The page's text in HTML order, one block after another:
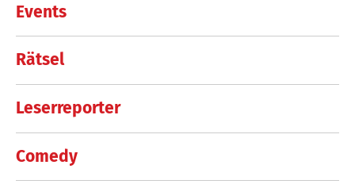
Events
Rätsel
Leserreporter
Comedy